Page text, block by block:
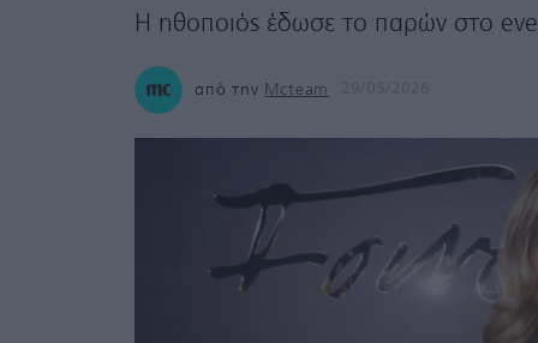
Η ηθοποιός έδωσε το παρών στο
από την Mcteam